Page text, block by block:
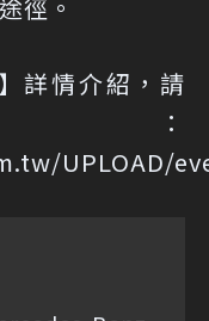
徑。
詳情介紹，請
UPLOAD/